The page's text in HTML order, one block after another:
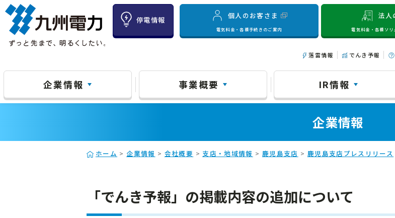
停電情報
個人のお客さま
電気料金・各種手続きのご案内
法人
電気料金・各種ソ
落雷情報 でんき予報
企業情報 事業概要 IR情報
企業情報
ホーム > 企業情報 > 会社概要 > 支店・地域情報 > 鹿児島支店 > 鹿児島支店プレスリリース
「でんき予報」の掲載内容の追加について